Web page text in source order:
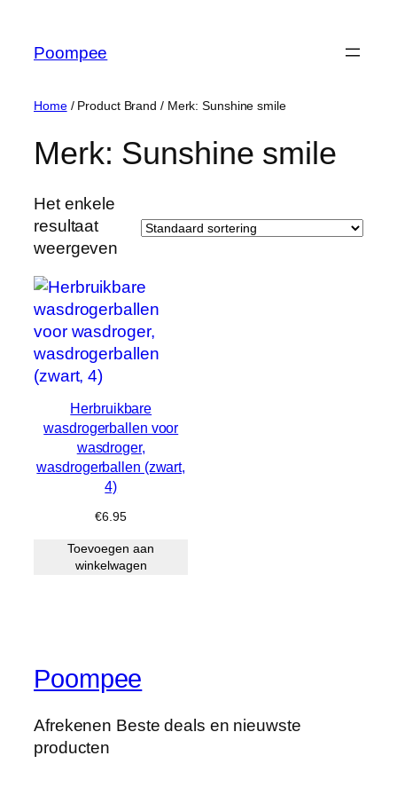
Poompee
Home/ Product Brand / Merk: Sunshine smile
Merk: Sunshine smile
Het enkele
resultaat
weergeven
Herbruikbare
wasdrogerballen voor
wasdroger,
wasdrogerballen (zwart,
4)
€6.95
Toevoegen aan
winkelwagen
Poompee
Afrekenen Beste deals en nieuwste
producten